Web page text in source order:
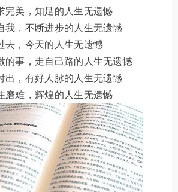
完美，知足的人生无遗憾
我，不断进步的人生无遗憾
去，今天的人生无遗憾
的事，走自己路的人生无遗憾
出，有好人脉的人生无遗憾
磨难，辉煌的人生无遗憾